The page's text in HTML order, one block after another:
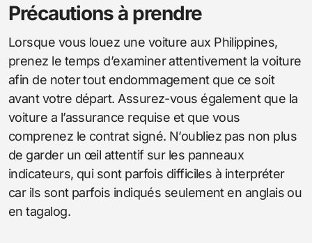
Précautions à prendre
Lorsque vous louez une voiture aux Philippines,
prenez le temps d’examiner attentivement la voiture
afin de noter tout endommagement que ce soit
avant votre départ. Assurez-vous également que la
voiture a l’assurance requise et que vous
comprenez le contrat signé. N’oubliez pas non plus
de garder un œil attentif sur les panneaux
indicateurs, qui sont parfois difficiles à interpréter
car ils sont parfois indiqués seulement en anglais ou
en tagalog.